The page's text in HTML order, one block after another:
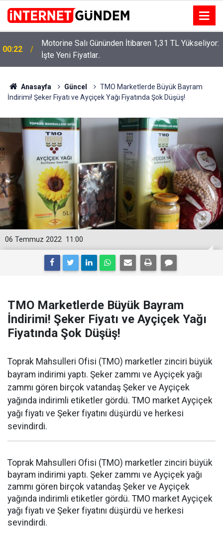
00:22
Motorine Salı Gününden İtibaren 1,31 TL Yükseliyor:
İşte Yeni Fiyatlar..
Anasayfa Güncel
TMO Marketlerde Büyük Bayram
İndirimi! Şeker Fiyatı ve Ayçiçek Yağı Fiyatında Şok Düşüş!
11:00
06 Temmuz 2022
TMO Marketlerde Büyük Bayram
İndirimi! Şeker Fiyatı ve Ayçiçek Yağı
Fiyatında Şok Düşüş!
Toprak Mahsulleri Ofisi (TMO) marketler zinciri büyük
bayram indirimi yaptı. Şeker zammı ve Ayçiçek yağı
zammı gören birçok vatandaş Şeker ve Ayçiçek
yağında indirimli etiketler gördü. TMO market Ayçiçek
yağı fiyatı ve Şeker fiyatını düşürdü ve herkesi
sevindirdi.
Toprak Mahsulleri Ofisi (TMO) marketler zinciri büyük
bayram indirimi yaptı. Şeker zammı ve Ayçiçek yağı
zammı gören birçok vatandaş Şeker ve Ayçiçek
yağında indirimli etiketler gördü. TMO market Ayçiçek
yağı fiyatı ve Şeker fiyatını düşürdü ve herkesi
sevindirdi.